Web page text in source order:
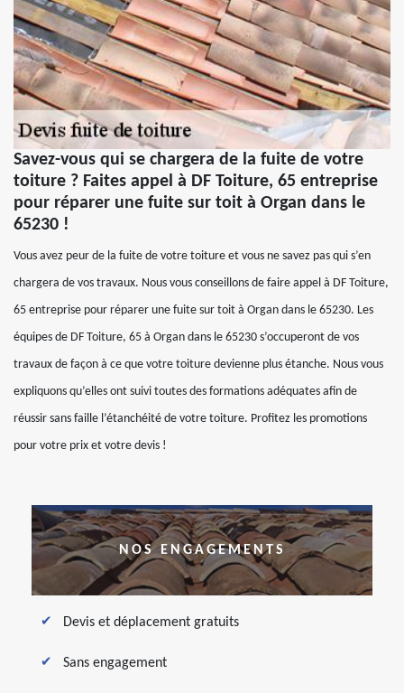
Savez-vous qui se chargera de la fuite de votre
toiture ? Faites appel à DF Toiture, 65 entreprise
pour réparer une fuite sur toit à Organ dans le
65230 !
Vous avez peur de la fuite de votre toiture et vous ne savez pas qui s’en
chargera de vos travaux. Nous vous conseillons de faire appel à DF Toiture,
65 entreprise pour réparer une fuite sur toit à Organ dans le 65230. Les
équipes de DF Toiture, 65 à Organ dans le 65230 s’occuperont de vos
travaux de façon à ce que votre toiture devienne plus étanche. Nous vous
expliquons qu’elles ont suivi toutes des formations adéquates afin de
réussir sans faille l’étanchéité de votre toiture. Profitez les promotions
pour votre prix et votre devis !
NOS ENGAGEMENTS
Devis et déplacement gratuits
Sans engagement